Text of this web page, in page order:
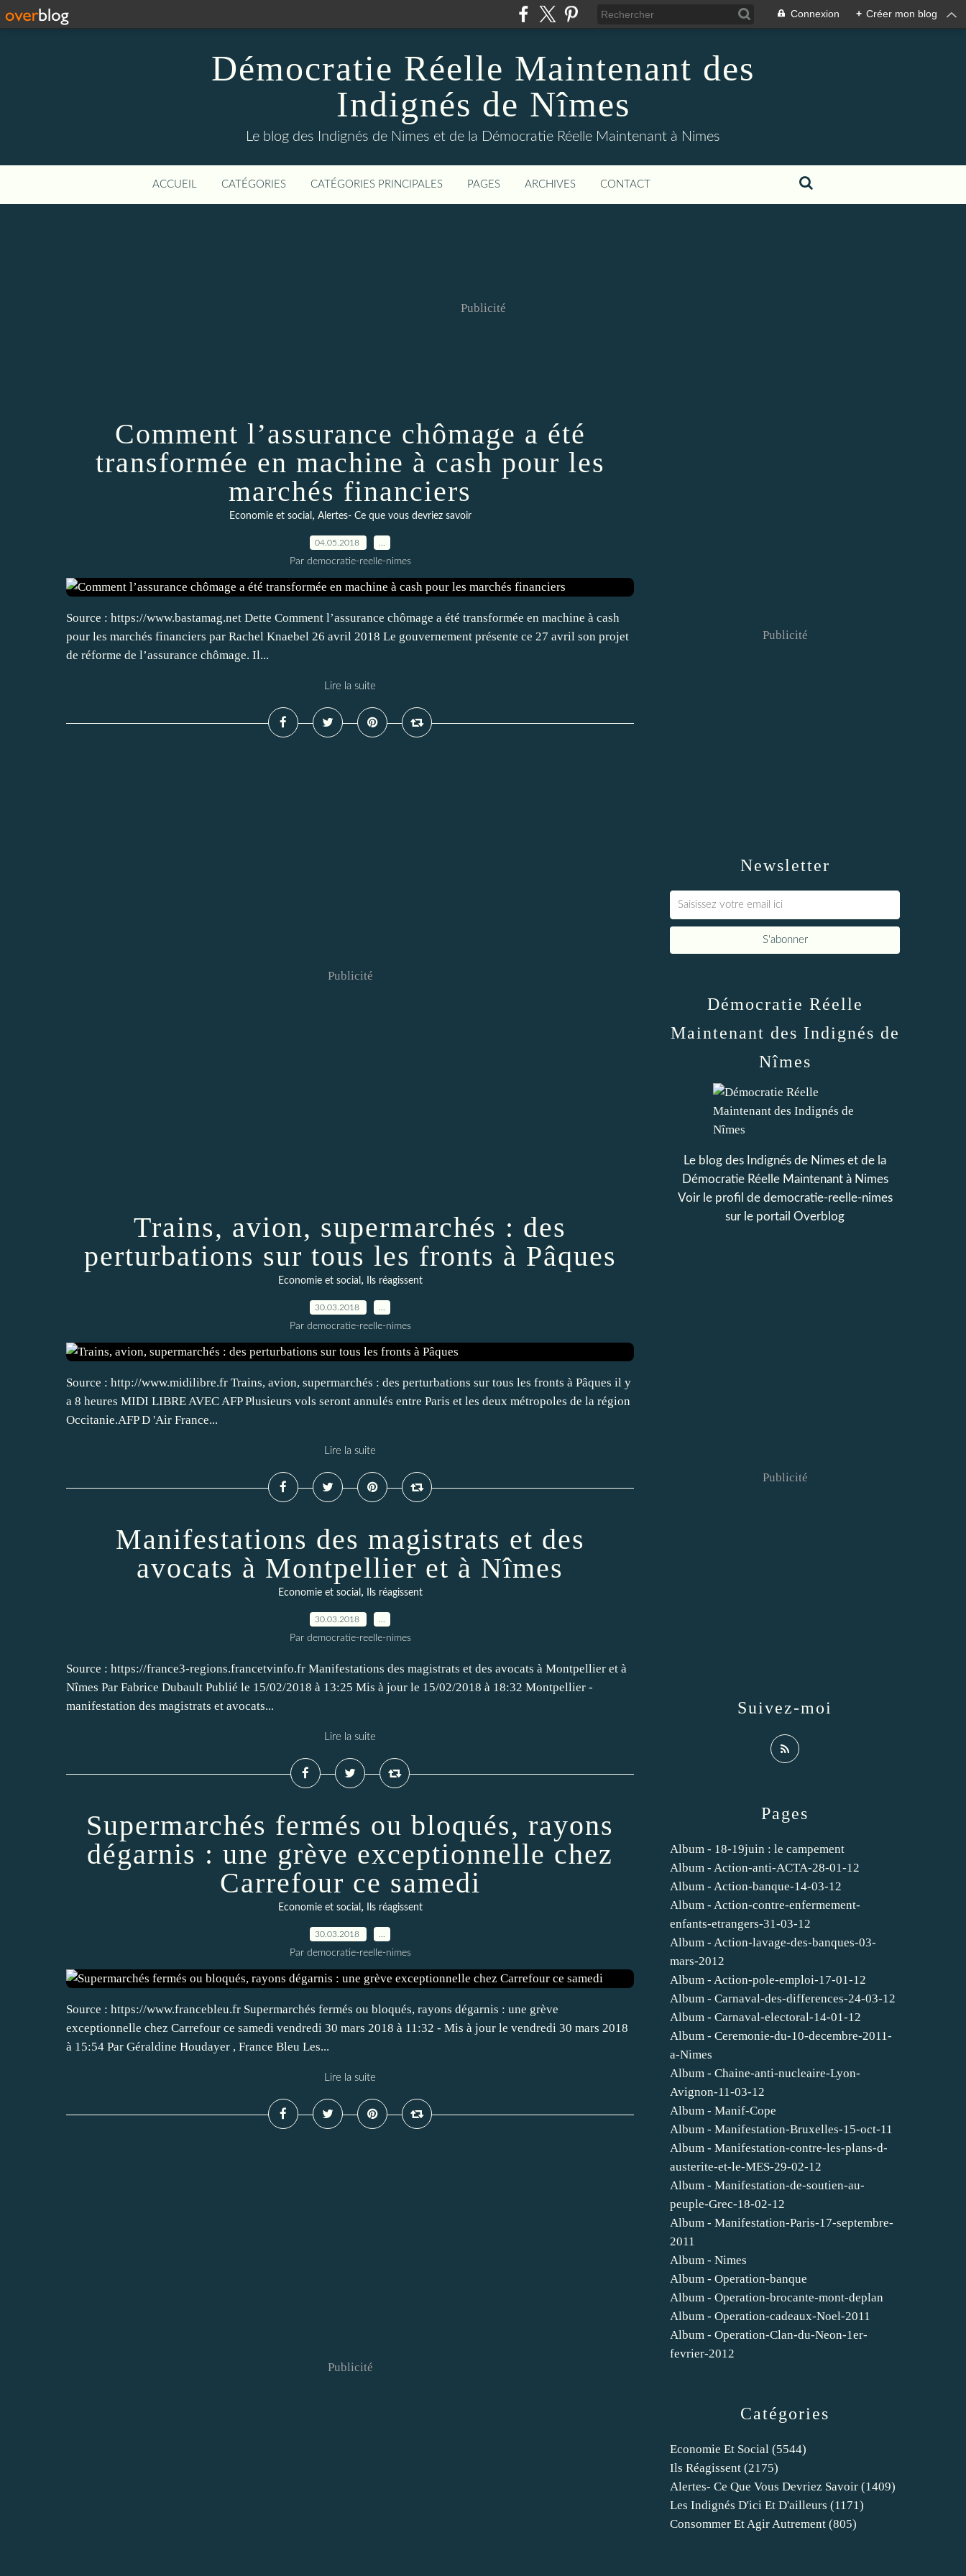
Connexion + Créer mon blog
Démocratie Réelle Maintenant des
Indignés de Nîmes
Le blog des Indignés de Nimes et de la Démocratie Réelle Maintenant à Nimes
ACCUEIL CATÉGORIES CATÉGORIES PRINCIPALES PAGES ARCHIVES CONTACT
Publicité
Comment l’assurance chômage a été
transformée en machine à cash pour les
marchés financiers
Economie et social , Alertes- Ce que vous devriez savoir
04.05.2018
Par democratie-reelle-nimes
Source : https://www.bastamag.net Dette Comment l’assurance chômage a été transformée en machine à cash
pour les marchés financiers par Rachel Knaebel 26 avril 2018 Le gouvernement présente ce 27 avril son projet
de réforme de l’assurance chômage. Il...
Lire la suite
Publicité
Trains, avion, supermarchés : des
perturbations sur tous les fronts à Pâques
Economie et social , Ils réagissent
30.03.2018
Par democratie-reelle-nimes
Source : http://www.midilibre.fr Trains, avion, supermarchés : des perturbations sur tous les fronts à Pâques il y
a 8 heures MIDI LIBRE AVEC AFP Plusieurs vols seront annulés entre Paris et les deux métropoles de la région
Occitanie.AFP D 'Air France...
Lire la suite
Manifestations des magistrats et des
avocats à Montpellier et à Nîmes
Economie et social , Ils réagissent
30.03.2018
Par democratie-reelle-nimes
Source : https://france3-regions.francetvinfo.fr Manifestations des magistrats et des avocats à Montpellier et à
Nîmes Par Fabrice Dubault Publié le 15/02/2018 à 13:25 Mis à jour le 15/02/2018 à 18:32 Montpellier -
manifestation des magistrats et avocats...
Lire la suite
Supermarchés fermés ou bloqués, rayons
dégarnis : une grève exceptionnelle chez
Carrefour ce samedi
Economie et social , Ils réagissent
30.03.2018
Par democratie-reelle-nimes
Source : https://www.francebleu.fr Supermarchés fermés ou bloqués, rayons dégarnis : une grève
exceptionnelle chez Carrefour ce samedi vendredi 30 mars 2018 à 11:32 - Mis à jour le vendredi 30 mars 2018
à 15:54 Par Géraldine Houdayer , France Bleu Les...
Lire la suite
Publicité
Newsletter
Publicité
Catégories
Economie Et Social (5544)
Ils Réagissent (2175)
Alertes- Ce Que Vous Devriez Savoir (1409)
Les Indignés D'ici Et D'ailleurs (1171)
Consommer Et Agir Autrement (805)
Pages
Album - 18-19juin : le campement
Album - Action-anti-ACTA-28-01-12
Album - Action-banque-14-03-12
Album - Action-contre-enfermement-
enfants-etrangers-31-03-12
Album - Action-lavage-des-banques-03-
mars-2012
Album - Action-pole-emploi-17-01-12
Album - Carnaval-des-differences-24-03-12
Album - Carnaval-electoral-14-01-12
Album - Ceremonie-du-10-decembre-2011-
a-Nimes
Album - Chaine-anti-nucleaire-Lyon-
Avignon-11-03-12
Album - Manif-Cope
Album - Manifestation-Bruxelles-15-oct-11
Album - Manifestation-contre-les-plans-d-
austerite-et-le-MES-29-02-12
Album - Manifestation-de-soutien-au-
peuple-Grec-18-02-12
Album - Manifestation-Paris-17-septembre-
2011
Album - Nimes
Album - Operation-banque
Album - Operation-brocante-mont-deplan
Album - Operation-cadeaux-Noel-2011
Album - Operation-Clan-du-Neon-1er-
fevrier-2012
Démocratie Réelle
Maintenant des Indignés de
Nîmes
Le blog des Indignés de Nimes et de la
Démocratie Réelle Maintenant à Nimes
Voir le profil de democratie-reelle-nimes
sur le portail Overblog
Suivez-moi
Publicité